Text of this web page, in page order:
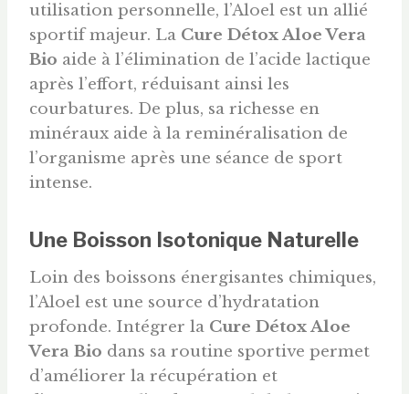
utilisation personnelle, l’Aloel est un allié
sportif majeur. La Cure Détox Aloe Vera
Bio aide à l’élimination de l’acide lactique
après l’effort, réduisant ainsi les
courbatures. De plus, sa richesse en
minéraux aide à la reminéralisation de
l’organisme après une séance de sport
intense.
Une Boisson Isotonique Naturelle
Loin des boissons énergisantes chimiques,
l’Aloel est une source d’hydratation
profonde. Intégrer la Cure Détox Aloe
Vera Bio dans sa routine sportive permet
d’améliorer la récupération et